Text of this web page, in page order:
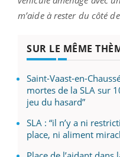
m’aide à rester du côté
SUR LE MÊME
Saint-Vaast-en-
mortes de la SLA sur
jeu du hasard”
SLA : “il n’y a ni
place, ni aliment